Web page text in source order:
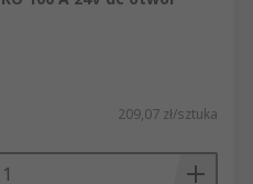
209,07 zł/sztuka